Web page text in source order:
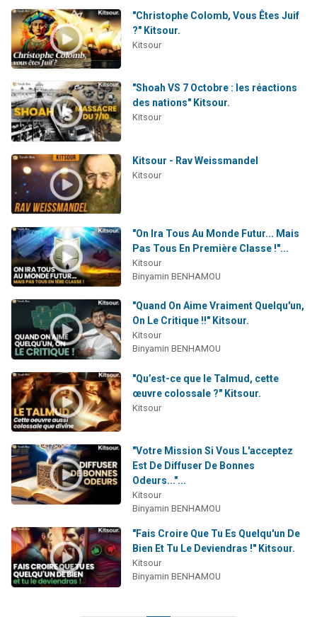
"Christophe Colomb, Vous Êtes Juif
?" Kitsour.
Kitsour
"Shoah VS 7 Octobre : les réactions
des nations" Kitsour.
Kitsour
Kitsour - Rav Weissmandel
Kitsour
"On Ira Tous Au Monde Futur... Mais
Pas Tous En Première Classe !"...
Kitsour
Binyamin BENHAMOU
"Quand On Aime Vraiment Quelqu'un,
On Le Critique !!" Kitsour.
Kitsour
Binyamin BENHAMOU
"Qu’est-ce que le Talmud, cette
œuvre colossale ?" Kitsour.
Kitsour
"Votre Mission Si Vous L'acceptez
Est De Diffuser De Bonnes
Odeurs..."...
Kitsour
Binyamin BENHAMOU
"Fais Croire Que Tu Es Quelqu'un De
Bien Et Tu Le Deviendras !" Kitsour.
Kitsour
Binyamin BENHAMOU